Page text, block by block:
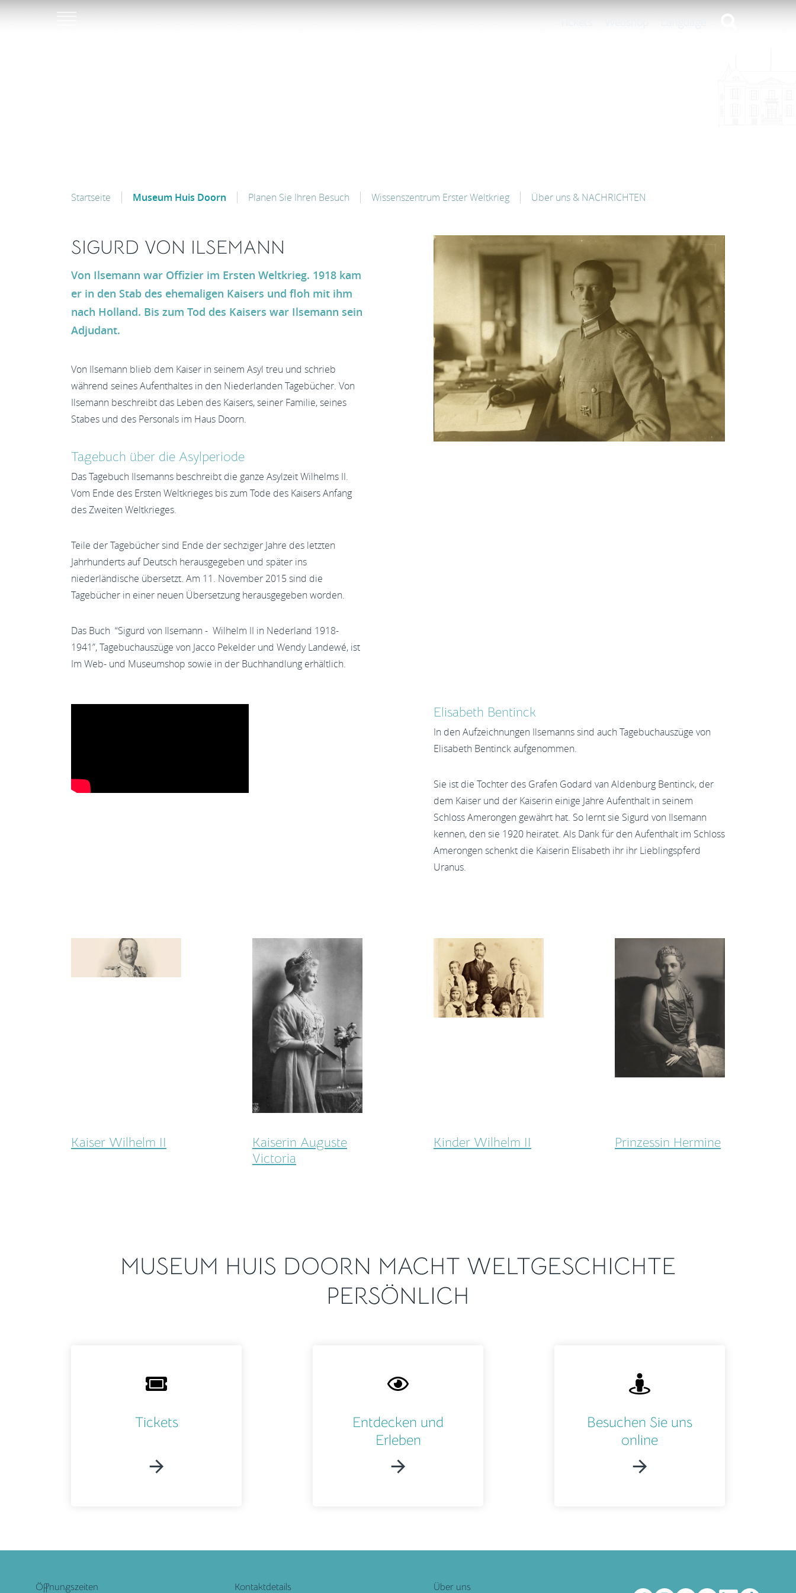
Startseite Museum Huis Doorn Planen Sie Ihren Besuch Wissenszentrum Erster Weltkrieg Über uns & NACHRICHTEN
SIGURD VON ILSEMANN
Von Ilsemann war Offizier im Ersten Weltkrieg. 1918 kam
er in den Stab des ehemaligen Kaisers und floh mit ihm
nach Holland. Bis zum Tod des Kaisers war Ilsemann sein
Adjudant.
Von Ilsemann blieb dem Kaiser in seinem Asyl treu und schrieb
während seines Aufenthaltes in den Niederlanden Tagebücher. Von
Ilsemann beschreibt das Leben des Kaisers, seiner Familie, seines
Stabes und des Personals im Haus Doorn.
Tagebuch über die Asylperiode
Das Tagebuch Ilsemanns beschreibt die ganze Asylzeit Wilhelms II.
Vom Ende des Ersten Weltkrieges bis zum Tode des Kaisers Anfang
des Zweiten Weltkrieges.
Teile der Tagebücher sind Ende der sechziger Jahre des letzten
Jahrhunderts auf Deutsch herausgegeben und später ins
niederländische übersetzt. Am 11. November 2015 sind die
Tagebücher in einer neuen Übersetzung herausgegeben worden.
Das Buch “Sigurd von Ilsemann - Wilhelm II in Nederland 1918-
1941”, Tagebuchauszüge von Jacco Pekelder und Wendy Landewé, ist
Im Web- und Museumshop sowie in der Buchhandlung erhältlich.
Elisabeth Bentinck
In den Aufzeichnungen Ilsemanns sind auch Tagebuchauszüge von
Elisabeth Bentinck aufgenommen.
Sie ist die Tochter des Grafen Godard van Aldenburg Bentinck, der
dem Kaiser und der Kaiserin einige Jahre Aufenthalt in seinem
Schloss Amerongen gewährt hat. So lernt sie Sigurd von Ilsemann
kennen, den sie 1920 heiratet. Als Dank für den Aufenthalt im Schloss
Amerongen schenkt die Kaiserin Elisabeth ihr ihr Lieblingspferd
Uranus.
Kaiser Wilhelm II
Kaiserin Auguste
Victoria
Kinder Wilhelm II Prinzessin Hermine
MUSEUM HUIS DOORN MACHT WELTGESCHICHTE
PERSÖNLICH
Tickets
Entdecken und
Erleben
Besuchen Sie uns
online
Öffnungszeiten Kontaktdetails Über uns